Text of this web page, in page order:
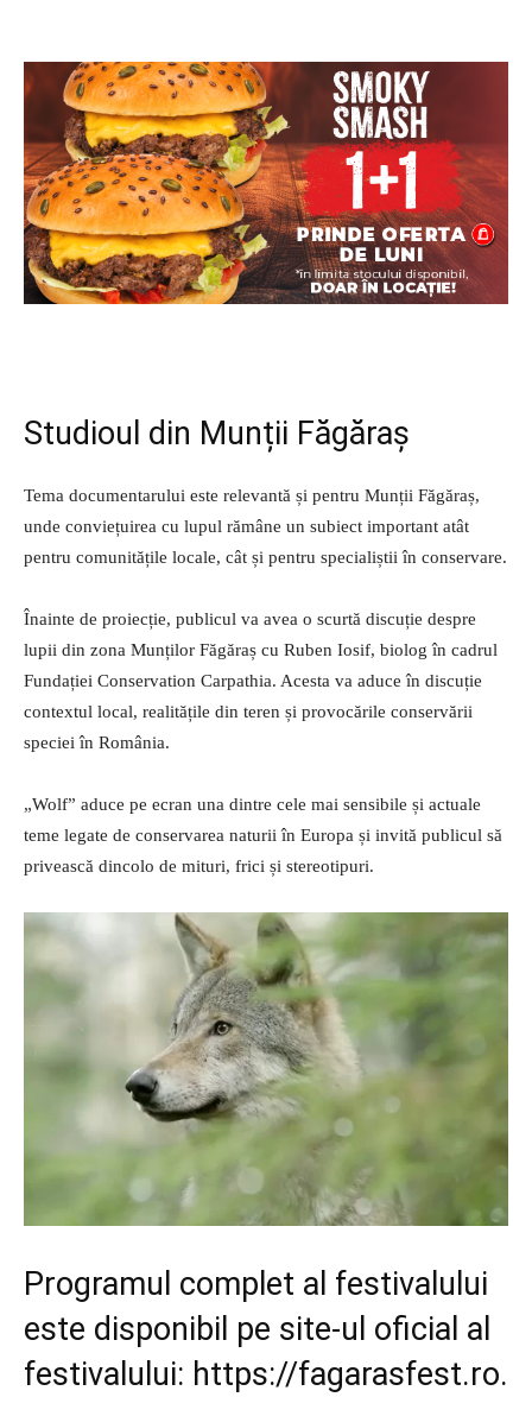
Studioul din Munții Făgăraș
Tema documentarului este relevantă și pentru Munții Făgăraș,
unde conviețuirea cu lupul rămâne un subiect important atât
pentru comunitățile locale, cât și pentru specialiștii în conservare.
Înainte de proiecție, publicul va avea o scurtă discuție despre
lupii din zona Munților Făgăraș cu Ruben Iosif, biolog în cadrul
Fundației Conservation Carpathia. Acesta va aduce în discuție
contextul local, realitățile din teren și provocările conservării
speciei în România.
„Wolf” aduce pe ecran una dintre cele mai sensibile și actuale
teme legate de conservarea naturii în Europa și invită publicul să
privească dincolo de mituri, frici și stereotipuri.
Programul complet al festivalului
este disponibil pe site-ul oficial al
festivalului: https://fagarasfest.ro.